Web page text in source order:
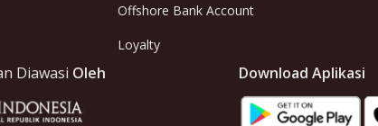
Offshore Bank Account
Loyalty
Diawasi Oleh Download Aplikasi